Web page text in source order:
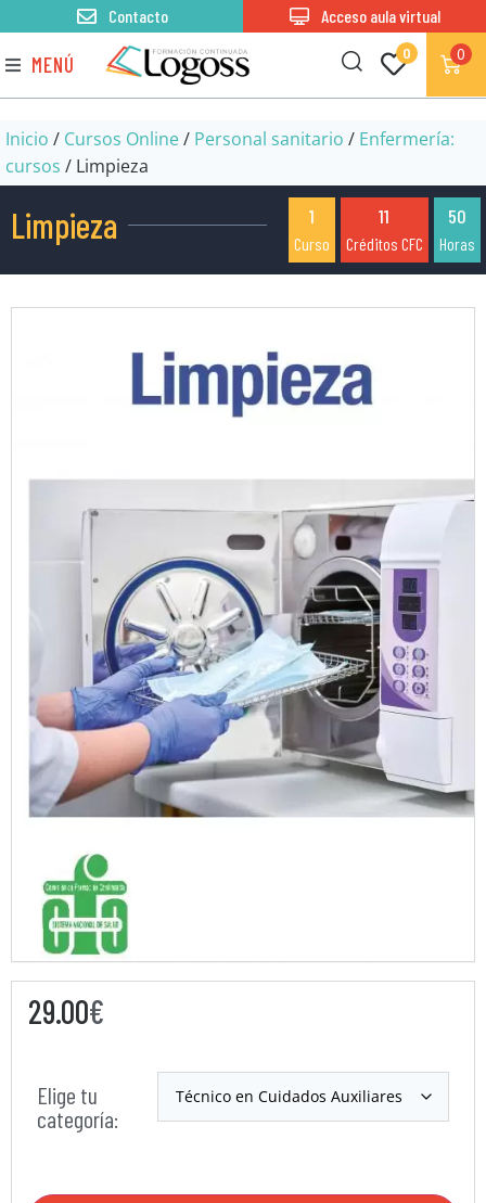
MENÚ 0 0
Contacto Acceso aula virtual
Inicio / Cursos Online/ Personal sanitario / Enfermería:
cursos / Limpieza
Limpieza 1
Curso
11
Créditos CFC
50
Horas
29.00€
Elige tu
categoría: